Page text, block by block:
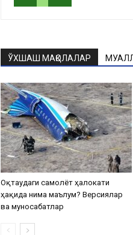
ЎХШАШ МАҚОЛАЛАР
Оқтаудаги самолёт ҳалокати
ҳақида нима маълум? Версиялар
ва муносабатлар